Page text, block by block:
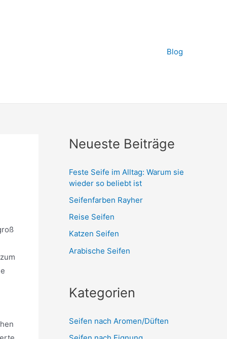
Blog
Neueste Beiträge
Feste Seife im Alltag: Warum sie
wieder so beliebt ist
Seifenfarben Rayher
Reise Seifen
Katzen Seifen
Arabische Seifen
Kategorien
Seifen nach Aromen/Düften